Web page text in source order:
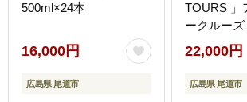
500ml×24本
16,000円
広島県 尾道市
TOURS 」
ークルーズ
22,000円
広島県 尾道市